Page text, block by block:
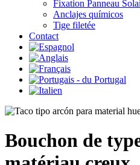
Fixation Panneau
Anclajes químicos
Tige filetée
Contact
Bouchon de